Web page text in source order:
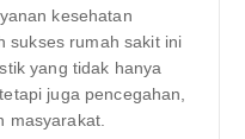
kesehatan
sukses rumah sakit ini
yang tidak hanya
juga pencegahan,
masyarakat.